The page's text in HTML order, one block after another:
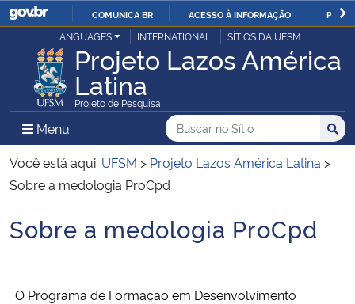
IR
PARA
COMUNICA BR ACESSO À INFORMAÇÃO
Ministério da Justiça e Segurança Pública
Ministério da Defesa
Ministério das Relações Exteriores
Ministério da Infraestrutura
LANGUAGES INTERNATIONAL SÍTIOS DA UFSM
Projeto Lazos América
Latina
Projeto de Pesquisa
Menu Menu Principal do Sítio
Busca
Buscar no no Sítio
Busca:
Você está aqui: UFSM > Projeto Lazos América Latina >
Sobre a medologia ProCpd
Início do conteúdo
Sobre a medologia ProCpd
O Programa de Formação em Desenvolvimento